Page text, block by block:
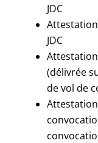
JDC
JDC
(délivrée
de vol de